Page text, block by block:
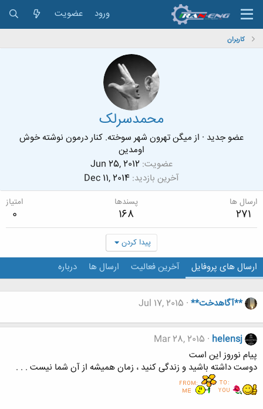
ورود عضویت
کاربران
محمدسرلک
عضو جدید · از میگن تهرون شهر سوخته. کنار درمون نوشته خوش
اومدین
عضویت Jun 25, 2012
آخرین بازدید Dec 11, 2014
ارسال ها
271
پسندها
168
امتیاز
0
پیدا کردن
ارسال های پروفایل آخرین فعالیت ارسال ها درباره
**آگاهدخت** Jul 17, 2015
helensj
Mar 28, 2015
پیام نوروز این است
دوست داشته باشید و زندگی کنید ، زمان همیشه از آن شما نیست . . .